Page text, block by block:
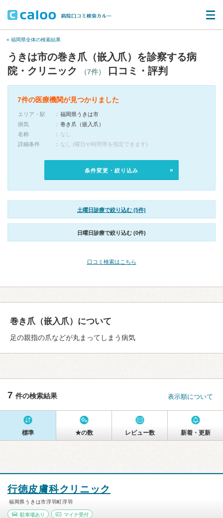
« 福岡県全体の検索結果
うきは市の巻き爪（嵌入爪）を診察する病
院・クリニック
（7件） 口コミ・評判
7件の医療機関が見つかりました
エリア・駅
福岡県うきは市
病気
巻き爪（嵌入爪）
名称
なし
詳細条件
なし (曜日や時間帯を指定できます)
条件変更・絞り込み
土曜日診療で絞り込む (5件)
日曜日診療で絞り込む (0件)
口コミ検索はこちら
巻き爪（嵌入爪）について
足の親指の爪などが丸まってしまう病気
7 件の検索結果 表示順について
標準 ★の数 レビュー数 新着・更新
行徳皮膚科クリニック
福岡県うきは市浮羽町浮羽
駐車場あり マイナ受付